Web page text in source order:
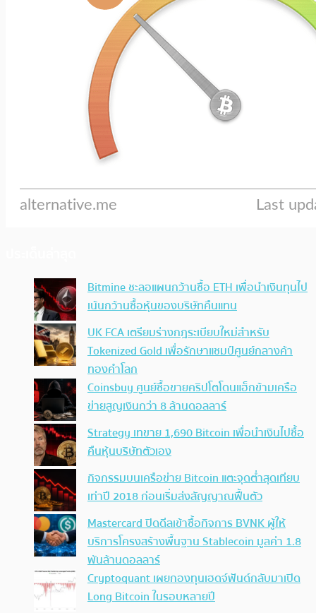
Bitmine ชะลอแผนกว้านซื้อ ETH เพื่อนำเงินทุนไป
เน้นกว้านซื้อหุ้นของบริษัทคืนแทน
UK FCA เตรียมร่างกฎระเบียบใหม่สำหรับ
Tokenized Gold เพื่อรักษาแชมป์ศูนย์กลางค้า
ทองคำโลก
Coinsbuy ศูนย์ซื้อขายคริปโตโดนแฮ็กข้ามเครือ
ข่ายสูญเงินกว่า 8 ล้านดอลลาร์
Strategy เทขาย 1,690 Bitcoin เพื่อนำเงินไปซื้อ
คืนหุ้นบริษัทตัวเอง
กิจกรรมบนเครือข่าย Bitcoin แตะจุดต่ำสุดเทียบ
เท่าปี 2018 ก่อนเริ่มส่งสัญญาณฟื้นตัว
Mastercard ปิดดีลเข้าซื้อกิจการ BVNK ผู้ให้
บริการโครงสร้างพื้นฐาน Stablecoin มูลค่า 1.8
พันล้านดอลลาร์
Cryptoquant เผยกองทุนเฮดจ์ฟันด์กลับมาเปิด
Long Bitcoin ในรอบหลายปี